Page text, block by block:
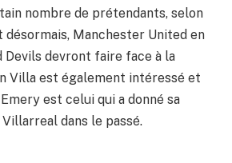
nombre de prétendants, selon
désormais, Manchester United en
Devils devront faire face à la
Villa est également intéressé et
est celui qui a donné sa
dans le passé.